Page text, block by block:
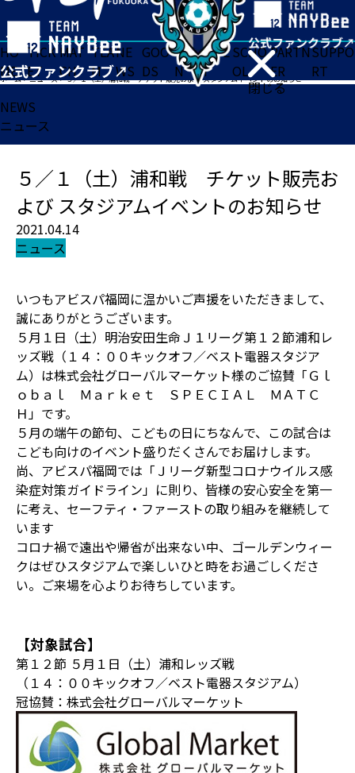
閉じる
HO
ME
TICK
ET
MAT
CH
TEA
M
NE
WS
GOO
DS
FA
N
ACADE
MY
SCHO
OL
PARTN
ER
SUPPO
RT
ホーム>ニュース>５／１（土）浦和戦 チケット販売および スタジアムイベントのお知らせ
NEWS
ニュース
５／１（土）浦和戦 チケット販売お
よび スタジアムイベントのお知らせ
2021.04.14
ニュース
いつもアビスパ福岡に温かいご声援をいただきまして、
誠にありがとうございます。
５月１日（土）明治安田生命Ｊ１リーグ第１２節浦和レ
ッズ戦（１４：００キックオフ／ベスト電器スタジア
ム）は株式会社グローバルマーケット様のご協賛「Ｇｌ
ｏｂａｌ Ｍａｒｋｅｔ ＳＰＥＣＩＡＬ ＭＡＴＣ
Ｈ」です。
５月の端午の節句、こどもの日にちなんで、この試合は
こども向けのイベント盛りだくさんでお届けします。
尚、アビスパ福岡では「Ｊリーグ新型コロナウイルス感
染症対策ガイドライン」に則り、皆様の安心安全を第一
に考え、セーフティ・ファーストの取り組みを継続して
います
コロナ禍で遠出や帰省が出来ない中、ゴールデンウィー
クはぜひスタジアムで楽しいひと時をお過ごしくださ
い。ご来場を心よりお待ちしています。
【対象試合】
第１２節 ５月１日（土）浦和レッズ戦
（１４：００キックオフ／ベスト電器スタジアム）
冠協賛：株式会社グローバルマーケット